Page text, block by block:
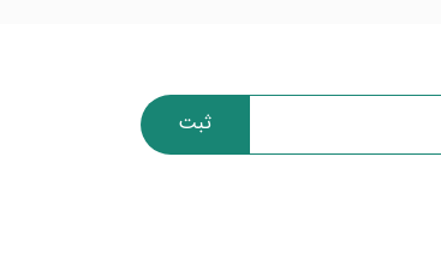
ثبت